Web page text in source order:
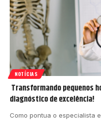
NOTÍCIAS
Transformando pequenos
diagnóstico de excelência!
Como pontua o especialista